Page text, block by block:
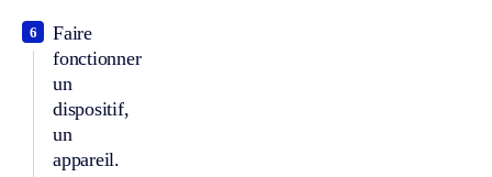
Faire
fonctionner
un
dispositif,
un
appareil.
6